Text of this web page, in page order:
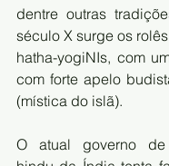
dentre outras
século X surge os
hatha-yogiNIs, com
com forte apelo
(mística do islã).
O atual governo de